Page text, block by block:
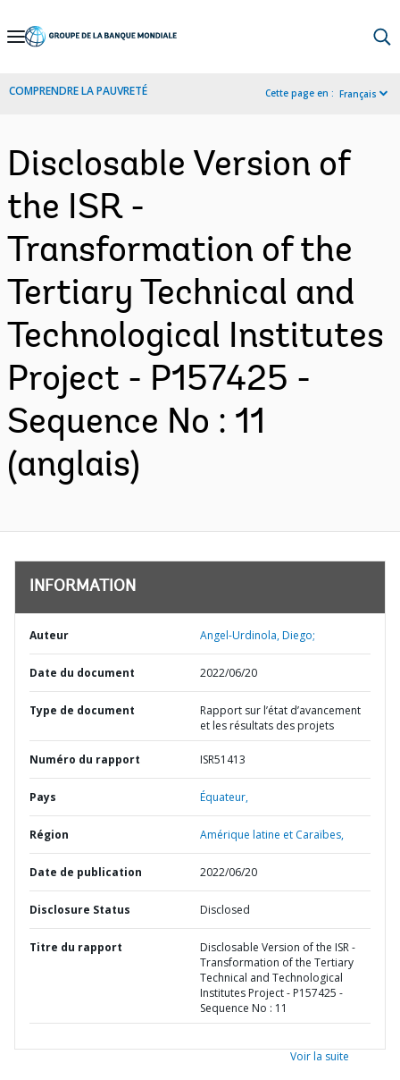
Skip
Navigation
COMPRENDRE LA PAUVRETÉ Cette page en : Français
Disclosable Version of
the ISR -
Transformation of the
Tertiary Technical and
Technological Institutes
Project - P157425 -
Sequence No : 11
(anglais)
INFORMATION
Auteur Angel-Urdinola, Diego;
Date du document 2022/06/20
Type de document
Rapport sur l’état d’avancement
et les résultats des projets
Numéro du rapport ISR51413
Pays Équateur,
Région Amérique latine et Caraïbes,
Date de publication 2022/06/20
Disclosure Status Disclosed
Titre du rapport
Disclosable Version of the ISR -
Transformation of the Tertiary
Technical and Technological
Institutes Project - P157425 -
Sequence No : 11
Voir la suite